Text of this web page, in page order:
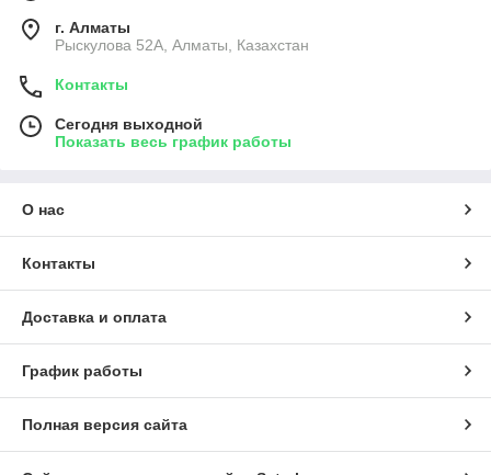
г. Алматы
Рыскулова 52А, Алматы, Казахстан
Контакты
Сегодня выходной
Показать весь график работы
О нас
Контакты
Доставка и оплата
График работы
Полная версия сайта